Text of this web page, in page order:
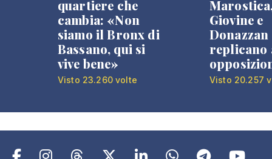
quartiere che
cambia: «Non
siamo il Bronx di
Bassano, qui si
vive bene»
Visto 23.260 volte
Giovine e
Donazzan
replicano
Visto 20.257